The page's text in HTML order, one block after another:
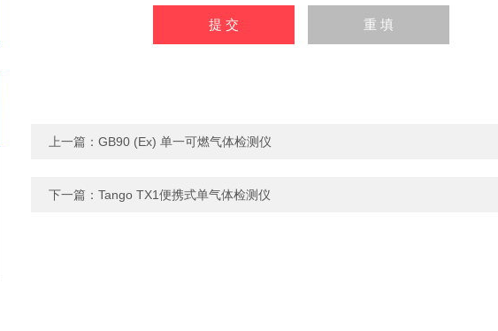
上一篇： GB90 (Ex) 单一可燃气体检测仪
下一篇： Tango TX1便携式单气体检测仪